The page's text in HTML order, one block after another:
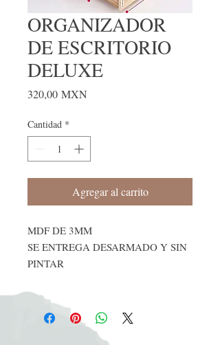
ORGANIZADOR
DE ESCRITORIO
DELUXE
320,00 MXN
Cantidad *
Agregar al carrito
MDF DE 3MM
SE ENTREGA DESARMADO Y SIN
PINTAR